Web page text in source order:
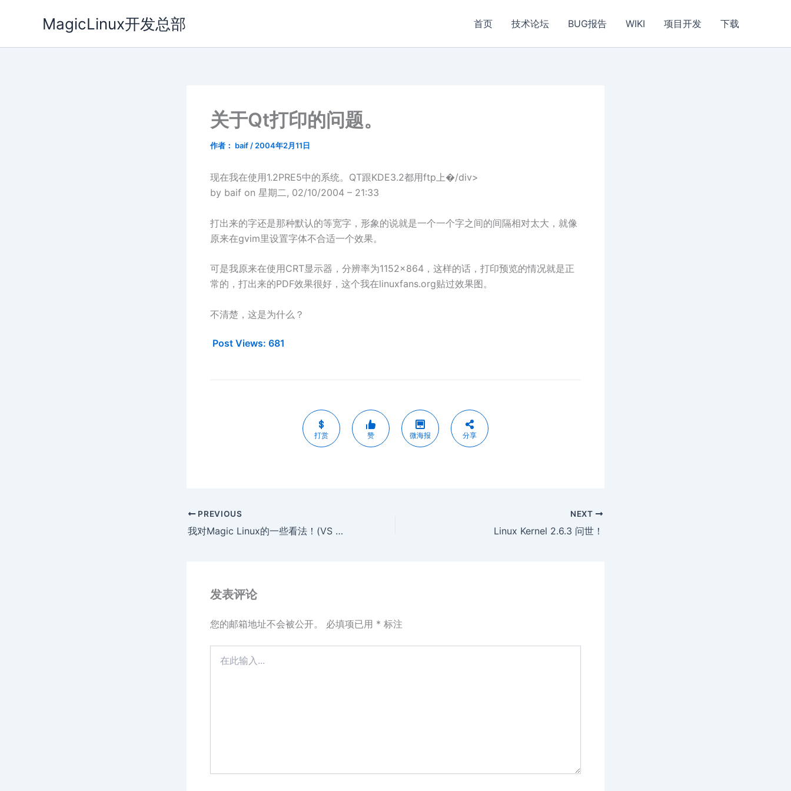
MagicLinux开发总部 首页 技术论坛 BUG报告 WIKI 项目开发 下载
关于Qt打印的问题。
作者： baif / 2004年2月11日
现在我在使用1.2PRE5中的系统。QT跟KDE3.2都用ftp上�/div>
by baif on 星期二, 02/10/2004 – 21:33
打出来的字还是那种默认的等宽字，形象的说就是一个一个字之间的间隔相对太大，就像
原来在gvim里设置字体不合适一个效果。
可是我原来在使用CRT显示器，分辨率为1152×864，这样的话，打印预览的情况就是正
常的，打出来的PDF效果很好，这个我在linuxfans.org贴过效果图。
不清楚，这是为什么？
Post Views: 681
打赏 赞 微海报 分享
PREVIOUS
我对Magic Linux的一些看法！(VS 红旗4)
NEXT
Linux Kernel 2.6.3 问世！
发表评论
您的邮箱地址不会被公开。 必填项已用 * 标注